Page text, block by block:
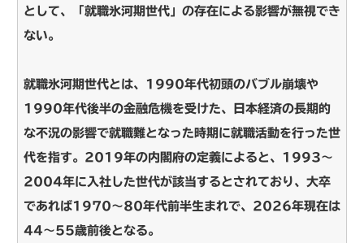
として、「就職氷河期世代」の存在による影響が無視でき
ない。
就職氷河期世代とは、1990年代初頭のバブル崩壊や
1990年代後半の金融危機を受けた、日本経済の長期的
な不況の影響で就職難となった時期に就職活動を行った世
代を指す。2019年の内閣府の定義によると、1993～
2004年に入社した世代が該当するとされており、大卒
であれば1970～80年代前半生まれで、2026年現在は
44～55歳前後となる。